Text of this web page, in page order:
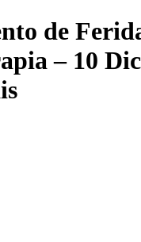
de
– 10